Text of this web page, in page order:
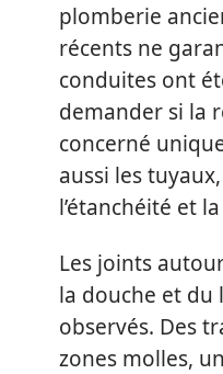
plomberie
récents ne
conduites ont
demander si la
concerné
aussi les
l’étanchéité et
Les joints
la douche et du
observés. Des
zones molles,